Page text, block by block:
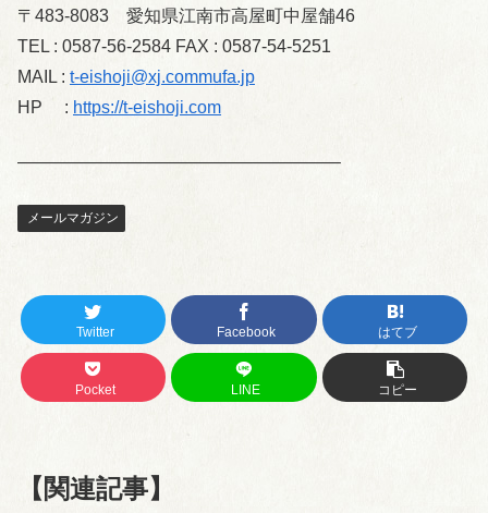
〒483-8083 愛知県江南市高屋町中屋舗46
TEL : 0587-56-2584 FAX : 0587-54-5251
MAIL : t-eishoji@xj.commufa.jp
HP : https://t-eishoji.com
——————————————————–
メールマガジン
Twitter Facebook はてブ
Pocket LINE コピー
【関連記事】